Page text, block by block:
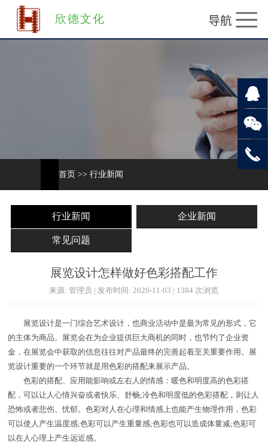
欣德文化
首页 >> 行业新闻
行业新闻 企业新闻
常见问题
展览设计怎样做好色彩搭配工作
来源: 管理员 | 发布时间: 2020-11-03 | 1384 次浏览
展览设计是一门综合艺术设计，也商业活动中是最为常见的形式，它
的主体为商品。展览会在为企业提供巨大商机的同时，也节约了企业资
金，在展览会中获取的信息往往对产品最终的完善起着至关重要作用。展
览设计重要的一个环节就是用色彩的搭配来展示产品。
色彩的搭配、应用能影响或左右人的情感：暖色和明度高的色彩搭
配，可以让人心情兴奋或者快乐、舒畅;冷色和明度低的色彩搭配，则让人
恐怖或者悲伤、忧郁。色彩对人在心理和情感上也能产生物理作用，色彩
可以使人产生温度感;色彩可以产生重量感;色彩也可以造成体量减;色彩可
以在人心理上产生远近感。